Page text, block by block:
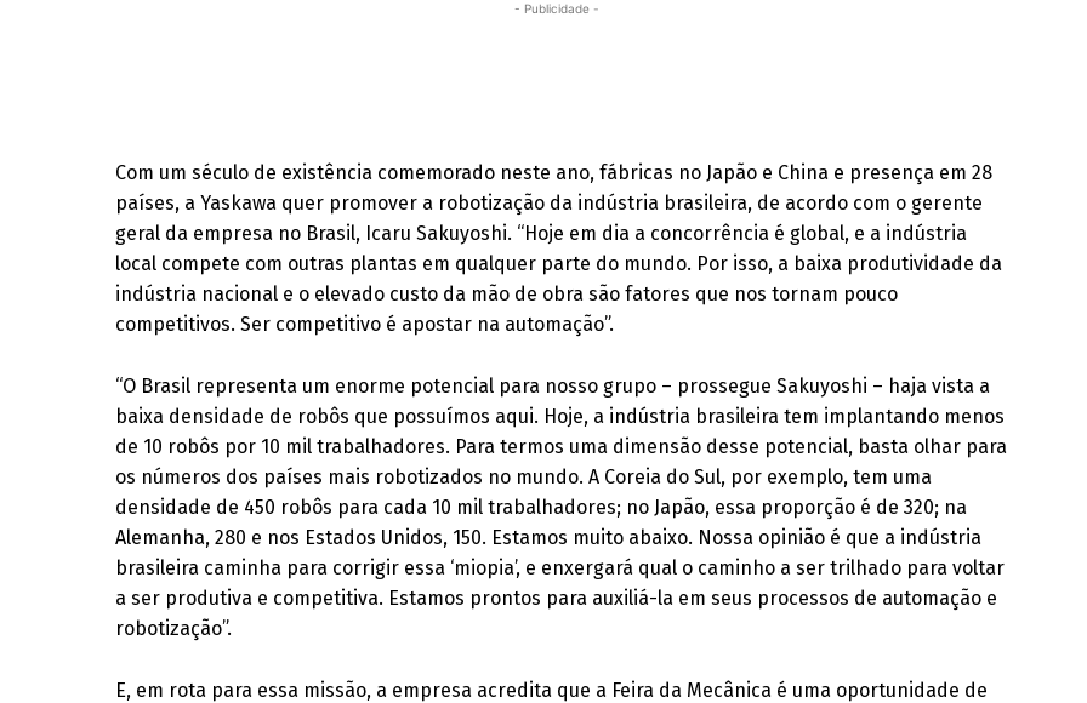
- Publicidade -
Com um século de existência comemorado neste ano, fábricas no Japão e China e presença em 28
países, a Yaskawa quer promover a robotização da indústria brasileira, de acordo com o gerente
geral da empresa no Brasil, Icaru Sakuyoshi. “Hoje em dia a concorrência é global, e a indústria
local compete com outras plantas em qualquer parte do mundo. Por isso, a baixa produtividade da
indústria nacional e o elevado custo da mão de obra são fatores que nos tornam pouco
competitivos. Ser competitivo é apostar na automação”.
“O Brasil representa um enorme potencial para nosso grupo – prossegue Sakuyoshi – haja vista a
baixa densidade de robôs que possuímos aqui. Hoje, a indústria brasileira tem implantando menos
de 10 robôs por 10 mil trabalhadores. Para termos uma dimensão desse potencial, basta olhar para
os números dos países mais robotizados no mundo. A Coreia do Sul, por exemplo, tem uma
densidade de 450 robôs para cada 10 mil trabalhadores; no Japão, essa proporção é de 320; na
Alemanha, 280 e nos Estados Unidos, 150. Estamos muito abaixo. Nossa opinião é que a indústria
brasileira caminha para corrigir essa ‘miopia’, e enxergará qual o caminho a ser trilhado para voltar
a ser produtiva e competitiva. Estamos prontos para auxiliá-la em seus processos de automação e
robotização”.
E, em rota para essa missão, a empresa acredita que a Feira da Mecânica é uma oportunidade de